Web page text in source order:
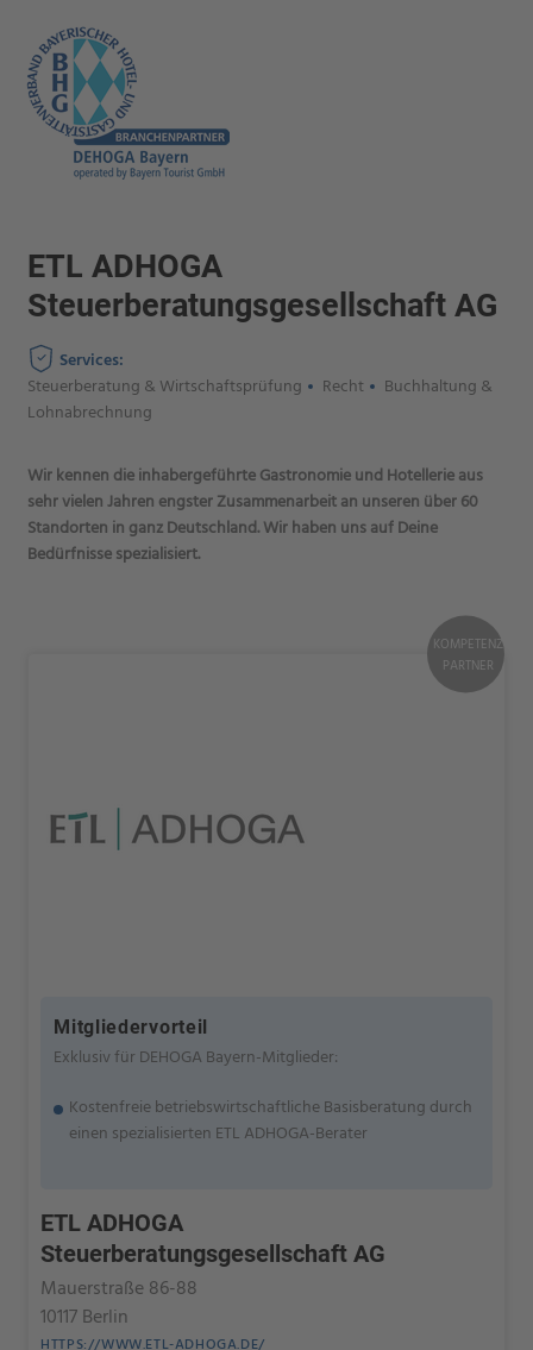
KOMPETENZ
PARTNER
Mitgliedervorteil
Exklusiv für DEHOGA Bayern-Mitglieder:
Kostenfreie betriebswirtschaftliche Basisberatung durch
einen spezialisierten ETL ADHOGA-Berater
ETL ADHOGA
Steuerberatungsgesellschaft AG
Mauerstraße 86-88
10117 Berlin
HTTPS://WWW.ETL-ADHOGA.DE/
ETL ADHOGA
Steuerberatungsgesellschaft AG
Services:
Steuerberatung & Wirtschaftsprüfung
Recht
Buchhaltung &
Lohnabrechnung
Wir kennen die inhabergeführte Gastronomie und Hotellerie aus
sehr vielen Jahren engster Zusammenarbeit an unseren über 60
Standorten in ganz Deutschland. Wir haben uns auf Deine
Bedürfnisse spezialisiert.